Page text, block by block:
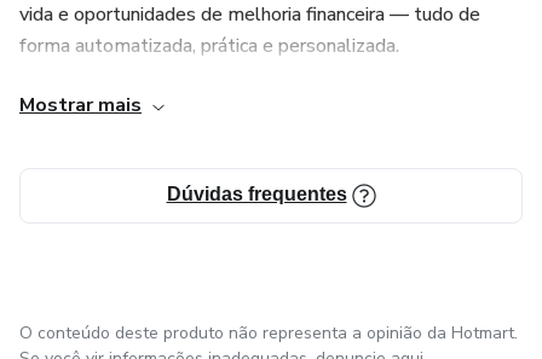
vida e oportunidades de melhoria financeira — tudo de
forma automatizada, prática e personalizada.
Acreditamos que conhecimento e tecnologia podem
resultados.
Junte-se a milhares de profissionais que já estão usando
Mostrar mais
Dúvidas frequentes
O conteúdo deste produto não representa a opinião da Hotmart.